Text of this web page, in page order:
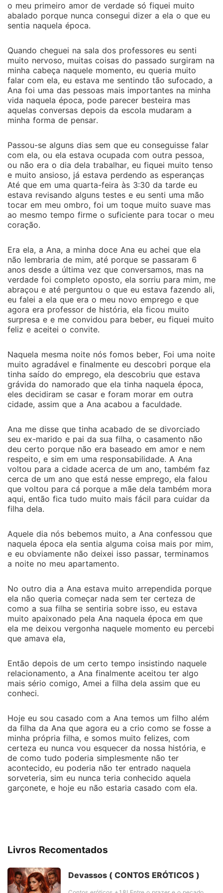
o meu primeiro amor de verdade só fiquei muito
abalado porque nunca consegui dizer a ela o que eu
sentia naquela época.
Quando cheguei na sala dos professores eu senti
muito nervoso, muitas coisas do passado surgiram na
minha cabeça naquele momento, eu queria muito
falar com ela, eu estava me sentindo tão sufocado, a
Ana foi uma das pessoas mais importantes na minha
vida naquela época, pode parecer besteira mas
aquelas conversas depois da escola mudaram a
minha forma de pensar.
Passou-se alguns dias sem que eu conseguisse falar
com ela, ou ela estava ocupada com outra pessoa,
ou não era o dia dela trabalhar, eu fiquei muito tenso
e muito ansioso, já estava perdendo as esperanças
Até que em uma quarta-feira às 3:30 da tarde eu
estava revisando alguns testes e eu senti uma mão
tocar em meu ombro, foi um toque muito suave mas
ao mesmo tempo firme o suficiente para tocar o meu
coração.
Era ela, a Ana, a minha doce Ana eu achei que ela
não lembraria de mim, até porque se passaram 6
anos desde a última vez que conversamos, mas na
verdade foi completo oposto, ela sorriu para mim, me
abraçou e até perguntou o que eu estava fazendo ali,
eu falei a ela que era o meu novo emprego e que
agora era professor de história, ela ficou muito
surpresa e e me convidou para beber, eu fiquei muito
feliz e aceitei o convite.
Naquela mesma noite nós fomos beber, Foi uma noite
muito agradável e finalmente eu descobri porque ela
tinha saído do emprego, ela descobriu que estava
grávida do namorado que ela tinha naquela época,
eles decidiram se casar e foram morar em outra
cidade, assim que a Ana acabou a faculdade.
Ana me disse que tinha acabado de se divorciado
seu ex-marido e pai da sua filha, o casamento não
deu certo porque não era baseado em amor e nem
respeito, e sim em uma responsabilidade. A Ana
voltou para a cidade acerca de um ano, também faz
cerca de um ano que está nesse emprego, ela falou
que voltou para cá porque a mãe dela também mora
aqui, então fica tudo muito mais fácil para cuidar da
filha dela.
Aquele dia nós bebemos muito, a Ana confessou que
naquela época ela sentia alguma coisa mais por mim,
e eu obviamente não deixei isso passar, terminamos
a noite no meu apartamento.
No outro dia a Ana estava muito arrependida porque
ela não queria começar nada sem ter certeza de
como a sua filha se sentiria sobre isso, eu estava
muito apaixonado pela Ana naquela época em que
ela me deixou vergonha naquele momento eu percebi
que amava ela,
Então depois de um certo tempo insistindo naquele
relacionamento, a Ana finalmente aceitou ter algo
mais sério comigo, Amei a filha dela assim que eu
conheci.
Hoje eu sou casado com a Ana temos um filho além
da filha da Ana que agora eu a crio como se fosse a
minha própria filha, e somos muito felizes, com
certeza eu nunca vou esquecer da nossa história, e
de como tudo poderia simplesmente não ter
acontecido, eu poderia não ter entrado naquela
sorveteria, sim eu nunca teria conhecido aquela
garçonete, e hoje eu não estaria casado com ela.
Livros Recomentados
Devassos ( CONTOS ERÓTICOS )